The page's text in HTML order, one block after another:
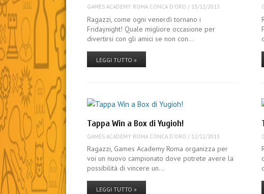
GAMES ACADEMY ROMA CONCA D'ORO / 13/12/2013
Ragazzi, come ogni venerdì tornano i
Fridaynight! Quale migliore occasione per
divertirsi con gli amici se non con…
LEGGI TUTTO »
Tappa Win a Box di Yugioh!
GAMES ACADEMY ROMA CONCA D'ORO / 12/12/2013
Ragazzi, Games Academy Roma organizza per
voi un nuovo campionato dove potrete avere la
possibilità di vincere un…
LEGGI TUTTO »